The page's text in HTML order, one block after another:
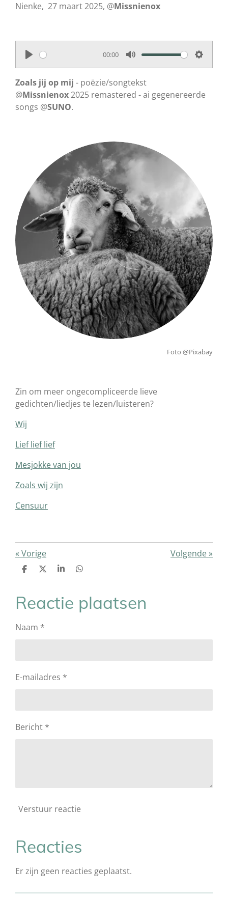
Nienke, 27 maart 2025, @Missnienox
P
l
a
y
00:00
M
u
t
S
t
Zoals jij op mij - poëzie/songtekst
@Missnienox2025 remastered - ai gegenereerde
songs @SUNO.
Foto @Pixabay
Zin om meer ongecompliceerde lieve
gedichten/liedjes te lezen/luisteren?
Wij
Lief lief lief
Mesjokke van jou
Zoals wij zijn
Censuur
« Vorige Volgende»
D
e
n
D
S
r
D
n
Reactie plaatsen
Naam *
E-mailadres *
Bericht *
Verstuur reactie
Reacties
Er zijn geen reacties geplaatst.